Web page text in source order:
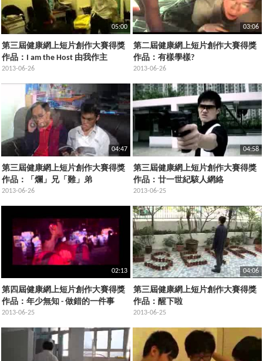
05:00
第三屆健康網上短片創作大賽得獎
作品：I am the Host 由我作主
2013-06-26
03:06
第二屆健康網上短片創作大賽得獎
作品：有樣學樣?
2013-06-26
04:47
第三屆健康網上短片創作大賽得獎
作品：「爛」兄「難」弟
2013-06-26
04:58
第三屆健康網上短片創作大賽得獎
作品：廿一世紀駭人網絡
2013-06-25
02:13
第四屆健康網上短片創作大賽得獎
作品：年少無知 - 做錯的一件事
2013-06-25
04:06
第三屆健康網上短片創作大賽得獎
作品：醒下啦
2013-06-25